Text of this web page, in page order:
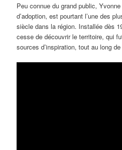
Peu connue du grand public,
d’adoption, est pourtant l’une des
siècle dans la région. Installée dès
cesse de découvrir le territoire, qui
sources d’inspiration, tout au long